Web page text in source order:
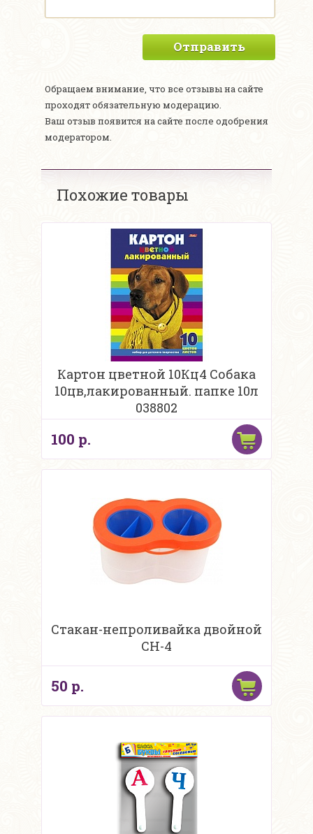
Отправить
Обращаем внимание, что все отзывы на сайте
проходят обязательную модерацию.
Ваш отзыв появится на сайте после одобрения
модератором.
Похожие товары
Картон цветной 10Кц4 Собака
10цв,лакированный. папке 10л
038802
100 р.
Стакан-непроливайка двойной
СН-4
50 р.